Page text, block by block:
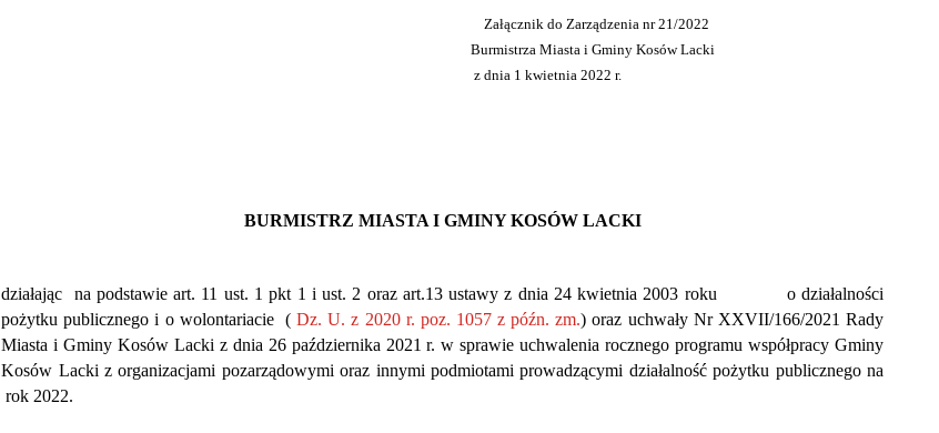
Załącznik do Zarządzenia nr 21/2022
Burmistrza Miasta i Gminy Kosów Lacki
z dnia 1 kwietnia 2022 r.
BURMISTRZ MIASTA I GMINY KOSÓW LACKI
działając na podstawie art. 11 ust. 1 pkt 1 i ust. 2 oraz art.13 ustawy z dnia 24 kwietnia 2003 roku o działalności
pożytku publicznego i o wolontariacie (Dz. U. z 2020 r. poz. 1057 z późn. zm.) oraz uchwały Nr XXVII/166/2021 Rady
Miasta i Gminy Kosów Lacki z dnia 26 października 2021 r. w sprawie uchwalenia rocznego programu współpracy Gminy
Kosów Lacki z organizacjami pozarządowymi oraz innymi podmiotami prowadzącymi działalność pożytku publicznego na
rok 2022.